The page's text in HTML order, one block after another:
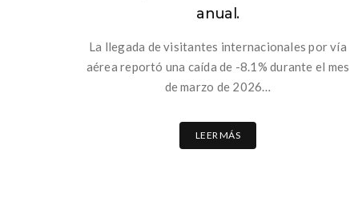
anual.
La llegada de visitantes internacionales por vía
aérea reportó una caída de -8.1% durante el mes
de marzo de 2026…
LEER MÁS